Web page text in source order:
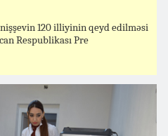
120 illiyinin qeyd edilməsi
Respublikası Pre